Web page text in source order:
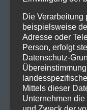
Die Verarbeitung
beispielsweise
Adresse oder
Person, erfolgt
Datenschutz-
Mittels dieser
Unternehmen